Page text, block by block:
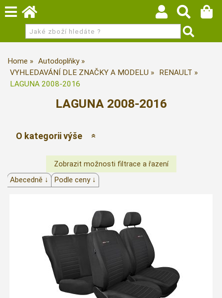
Home
Autodoplňky
VYHLEDAVÁNÍ DLE ZNAČKY A MODELU
RENAULT
LAGUNA 2008-2016
LAGUNA 2008-2016
O kategorii výše
Abecedně ↓ Podle ceny ↓